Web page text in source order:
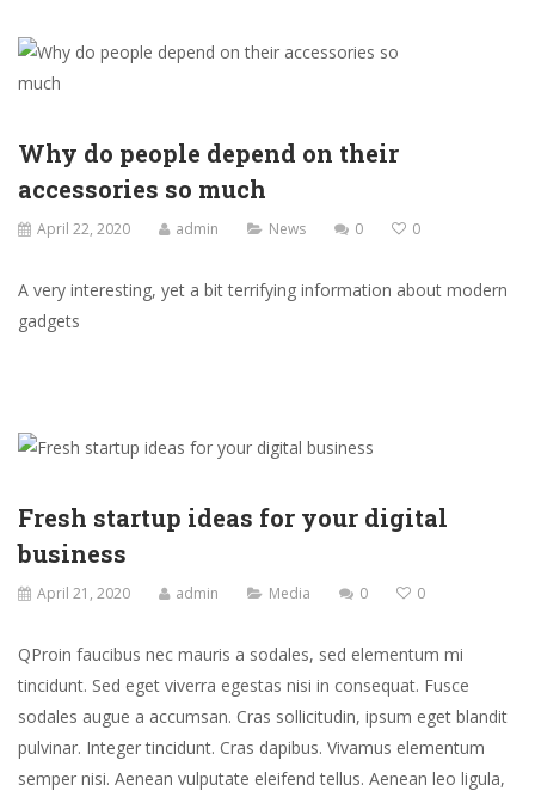
Why do people depend on their
accessories so much
April 22, 2020 admin News 0 0
A very interesting, yet a bit terrifying information about modern
gadgets
Fresh startup ideas for your digital
business
April 21, 2020 admin Media 0 0
QProin faucibus nec mauris a sodales, sed elementum mi
tincidunt. Sed eget viverra egestas nisi in consequat. Fusce
sodales augue a accumsan. Cras sollicitudin, ipsum eget blandit
pulvinar. Integer tincidunt. Cras dapibus. Vivamus elementum
semper nisi. Aenean vulputate eleifend tellus. Aenean leo ligula,